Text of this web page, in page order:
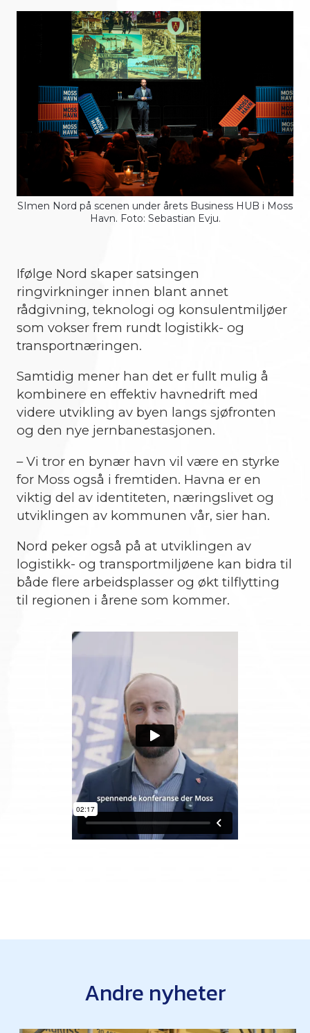
SImen Nord på scenen under årets Business HUB i Moss
Havn. Foto: Sebastian Evju.
Ifølge Nord skaper satsingen
ringvirkninger innen blant annet
rådgivning, teknologi og konsulentmiljøer
som vokser frem rundt logistikk- og
transportnæringen.
Samtidig mener han det er fullt mulig å
kombinere en effektiv havnedrift med
videre utvikling av byen langs sjøfronten
og den nye jernbanestasjonen.
– Vi tror en bynær havn vil være en styrke
for Moss også i fremtiden. Havna er en
viktig del av identiteten, næringslivet og
utviklingen av kommunen vår, sier han.
Nord peker også på at utviklingen av
logistikk- og transportmiljøene kan bidra til
både flere arbeidsplasser og økt tilflytting
til regionen i årene som kommer.
Andre nyheter